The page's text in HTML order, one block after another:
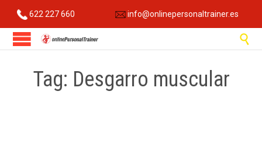
622 227 660 info@onlinepersonaltrainer.es

Tag: Desgarro muscular